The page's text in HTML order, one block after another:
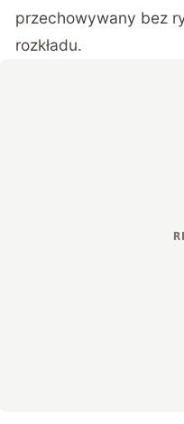
przechowywany bez
rozkładu.